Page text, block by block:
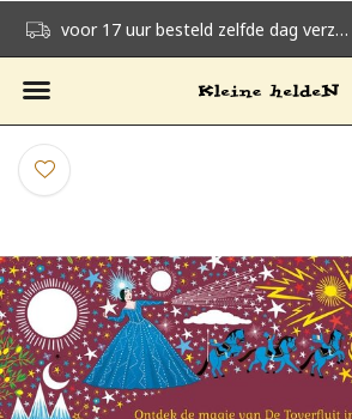
voor 17 uur besteld zelfde dag verzonden